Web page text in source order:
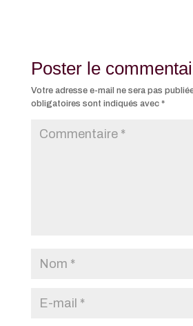
Poster le
Votre adresse e-mail ne sera pas
obligatoires sont indiqués avec *